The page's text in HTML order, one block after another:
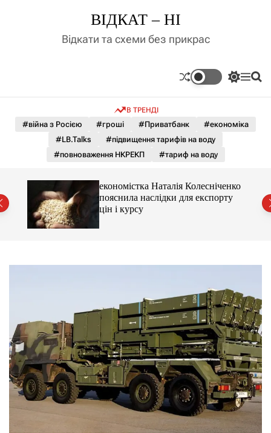
д
у
ВІДКАТ – НІ
Відкати та схеми без прикрас
П
м
к
а
о
л
ь
г
е
ж
м
у
М П
В ТРЕНДІ
#війна з Росією #гроші #Приватбанк
#економіка
#LB.Talks
#підвищення тарифів на воду
#повноваження НКРЕКП
#тариф на воду
економістка Наталія Колесніченко
пояснила наслідки для експорту
цін і курсу